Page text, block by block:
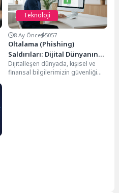
Teknoloji
8 Ay Önce 5057
Oltalama (Phishing)
Saldırıları: Dijital Dünyanın
Gizli Tehlikesi
Dijitalleşen dünyada, kişisel ve
finansal bilgilerimizin güvenliği